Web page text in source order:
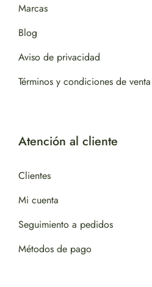
Marcas
Blog
Aviso de privacidad
Términos y condiciones de venta
Atención al cliente
Clientes
Mi cuenta
Seguimiento a pedidos
Métodos de pago